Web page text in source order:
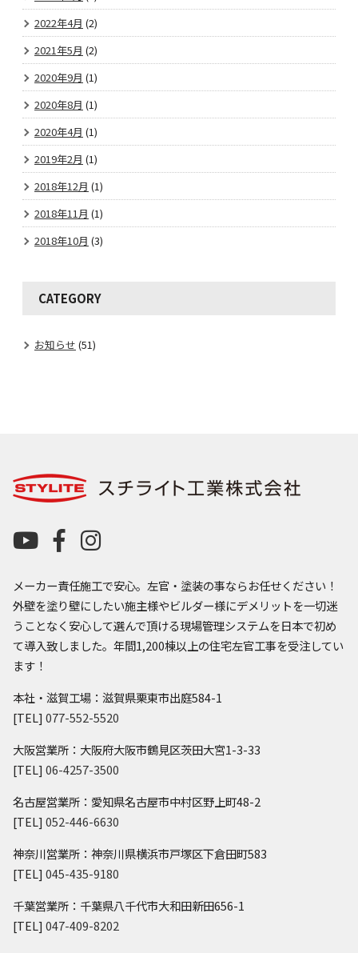
2022年4月 (2)
2021年5月 (2)
2020年9月 (1)
2020年8月 (1)
2020年4月 (1)
2019年2月 (1)
2018年12月 (1)
2018年11月 (1)
2018年10月 (3)
CATEGORY
お知らせ (51)
メーカー責任施工で安心。左官・塗装の事ならお任せください！
外壁を塗り壁にしたい施主様やビルダー様にデメリットを一切迷
うことなく安心して選んで頂ける現場管理システムを日本で初め
て導入致しました。年間1,200棟以上の住宅左官工事を受注してい
ます！
本社・滋賀工場：滋賀県栗東市出庭584-1
[TEL] 077-552-5520
大阪営業所：大阪府大阪市鶴見区茨田大宮1-3-33
[TEL] 06-4257-3500
名古屋営業所：愛知県名古屋市中村区野上町48-2
[TEL] 052-446-6630
神奈川営業所：神奈川県横浜市戸塚区下倉田町583
[TEL] 045-435-9180
千葉営業所：千葉県八千代市大和田新田656-1
[TEL] 047-409-8202